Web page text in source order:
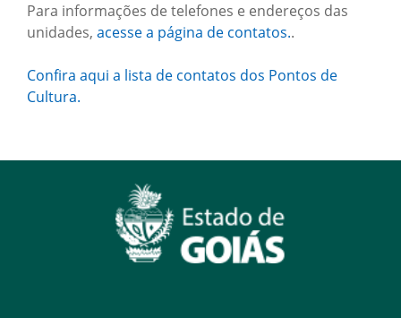
Para informações de telefones e endereços das
unidades, acesse a página de contatos..
Confira aqui a lista de contatos dos Pontos de
Cultura.